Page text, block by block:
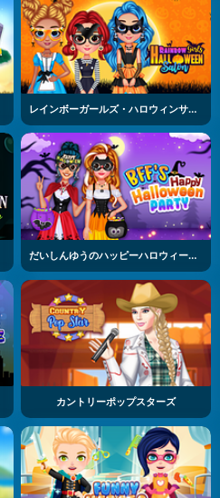
レインボーガールズ・ハロウィンサロン
だいしんゆうのハッピーハロウィーンパーティー
カントリーポップスターズ